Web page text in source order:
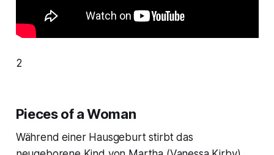
2
Pieces of a Woman
Während einer Hausgeburt stirbt das